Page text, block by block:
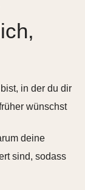
bist, in der du dir
wünschst
deine
sind, sodass